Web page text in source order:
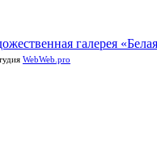
галерея
WebWeb.pro